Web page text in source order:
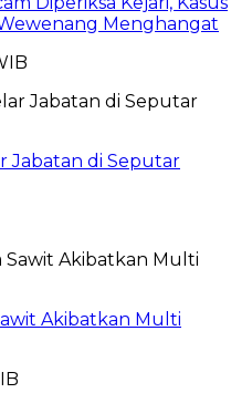
Menghangat
Jabatan di Seputar
Akibatkan Multi